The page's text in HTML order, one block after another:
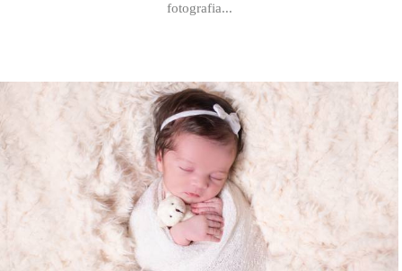
fotografia...